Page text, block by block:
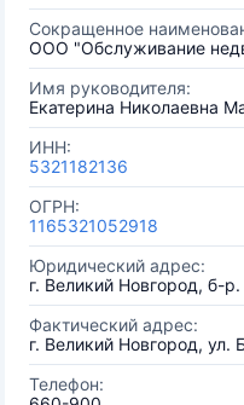
Сокращенное
ООО "Обслуживание
Имя руководителя:
Екатерина Николаевна
ИНН:
5321182136
ОГРН:
1165321052918
Юридический адрес:
г. Великий Новгород, б-
Фактический адрес:
г. Великий Новгород,
Телефон: